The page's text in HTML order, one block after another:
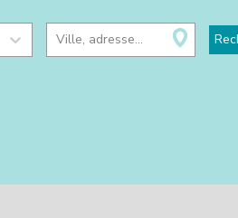
Ville, adresse...